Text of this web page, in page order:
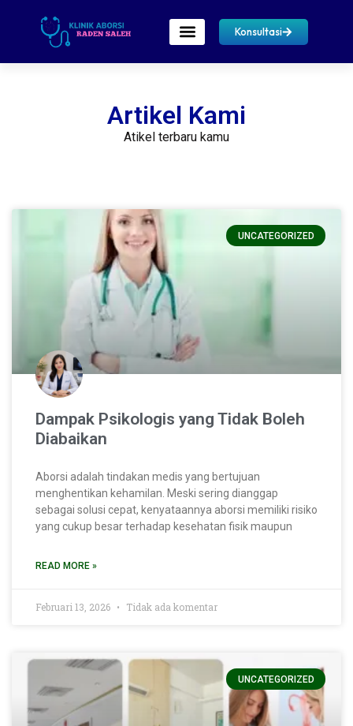
Konsultasi
Artikel Kami
Atikel terbaru kamu
UNCATEGORIZED
Dampak Psikologis yang Tidak Boleh
Diabaikan
Aborsi adalah tindakan medis yang bertujuan
menghentikan kehamilan. Meski sering dianggap
sebagai solusi cepat, kenyataannya aborsi memiliki risiko
yang cukup besar terhadap kesehatan fisik maupun
READ MORE »
Februari 13, 2026 Tidak ada komentar
UNCATEGORIZED